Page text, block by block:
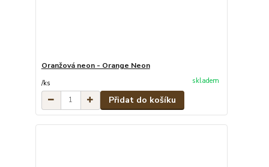
Oranžová neon - Orange Neon
/ks skladem
Přidat do košíku